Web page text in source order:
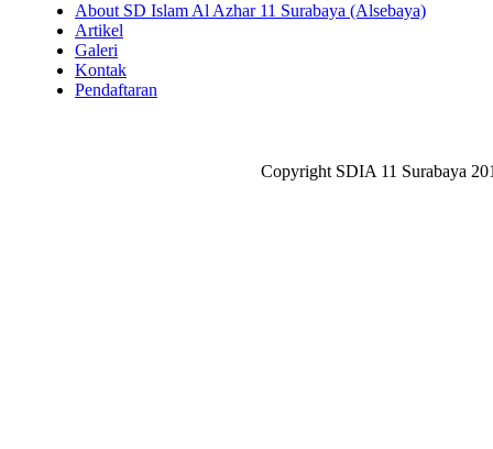
About SD Islam Al Azhar 11 Surabaya (Alsebaya)
Artikel
Galeri
Kontak
Pendaftaran
Copyright SDIA 11 Surabaya